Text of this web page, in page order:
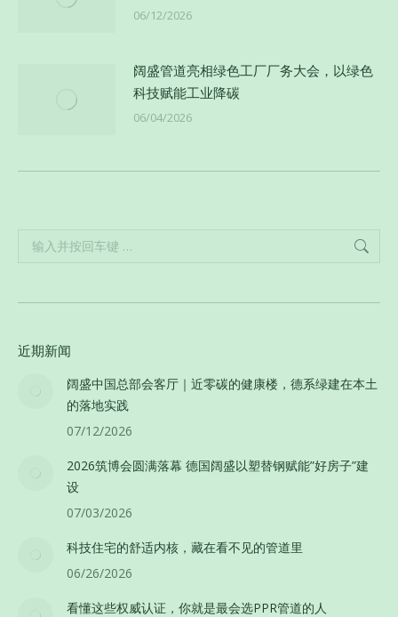
06/12/2026
阔盛管道亮相绿色工厂厂务大会，以绿色
科技赋能工业降碳
06/04/2026
Search:
近期新闻
阔盛中国总部会客厅｜近零碳的健康楼，德系绿建在本土
的落地实践
07/12/2026
2026筑博会圆满落幕 德国阔盛以塑替钢赋能”好房子”建
设
07/03/2026
科技住宅的舒适内核，藏在看不见的管道里
06/26/2026
看懂这些权威认证，你就是最会选PPR管道的人